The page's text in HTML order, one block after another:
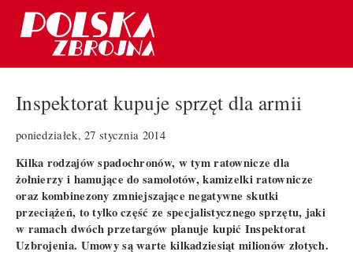
Inspektorat kupuje sprzęt dla armii
poniedziałek, 27 stycznia 2014
Kilka rodzajów spadochronów, w tym ratownicze dla
żołnierzy i hamujące do samolotów, kamizelki ratownicze
oraz kombinezony zmniejszające negatywne skutki
przeciążeń, to tylko część ze specjalistycznego sprzętu, jaki
w ramach dwóch przetargów planuje kupić Inspektorat
Uzbrojenia. Umowy są warte kilkadziesiąt milionów złotych.